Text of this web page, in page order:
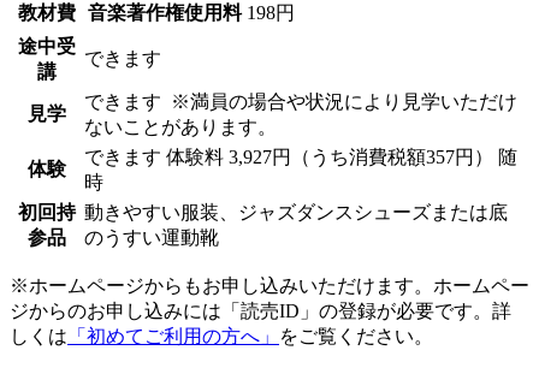
教材費
音楽著作権使用料 198円
途中受
講
できます
見学
できます
※満員の場合や状況により見学いただけ
ないことがあります。
体験
できます 体験料 3,927円（うち消費税額357円）
随
時
初回持
参品
動きやすい服装、ジャズダンスシューズまたは底
のうすい運動靴
※ホームページからもお申し込みいただけます。ホームペー
ジからのお申し込みには「読売ID」の登録が必要です。詳
しくは 「初めてご利用の方へ」 をご覧ください。